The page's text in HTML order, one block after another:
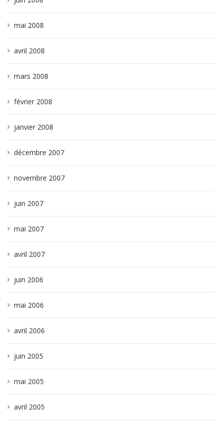
mai 2008
avril 2008
mars 2008
février 2008
janvier 2008
décembre 2007
novembre 2007
juin 2007
mai 2007
avril 2007
juin 2006
mai 2006
avril 2006
juin 2005
mai 2005
avril 2005